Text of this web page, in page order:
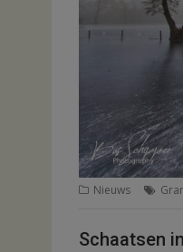
Nieuws
Schaatsen